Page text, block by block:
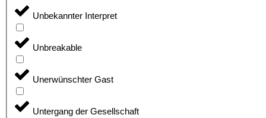
Unbekannter Interpret
Unbreakable
Unerwünschter Gast
Untergang der Gesellschaft